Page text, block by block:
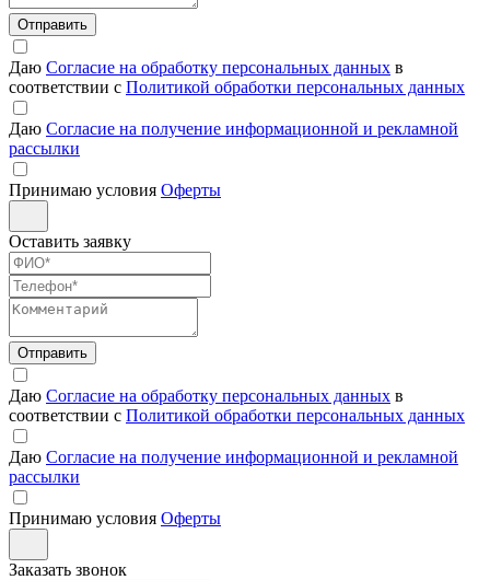
Отправить
Даю Согласие на обработку персональных данных в
соответствии с Политикой обработки персональных данных
Даю Согласие на получение информационной и рекламной
рассылки
Принимаю условия Оферты
Оставить заявку
Отправить
Даю Согласие на обработку персональных данных в
соответствии с Политикой обработки персональных данных
Даю Согласие на получение информационной и рекламной
рассылки
Принимаю условия Оферты
Заказать звонок